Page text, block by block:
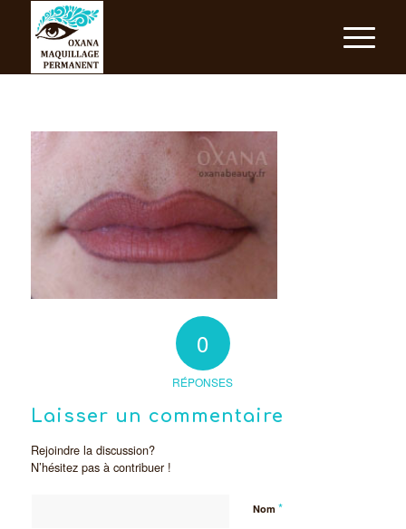
0
RÉPONSES
Laisser un commentaire
Rejoindre la discussion?
N’hésitez pas à contribuer !
Nom *